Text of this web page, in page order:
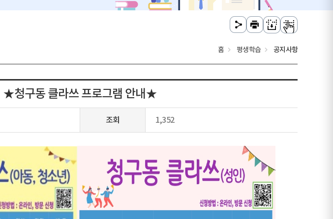
홈 평생학습 공지사항
★청구동 클라쓰 프로그램 안내★
조회 1,352